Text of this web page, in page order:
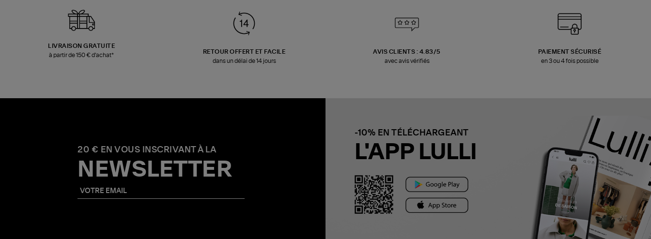
LIVRAISON GRATUITE
à partir de 150 € d'achat*
RETOUR OFFERT ET FACILE
dans un délai de 14 jours
AVIS CLIENTS : 4.83/5
avec avis vérifiés
PAIEMENT SÉCURISÉ
en 3 ou 4 fois possible
20 € EN VOUS INSCRIVANT À LA
NEWSLETTER
-10% EN TÉLÉCHARGEANT
L'APP LULLI